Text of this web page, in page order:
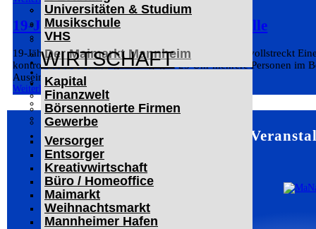
Universitäten & Studium
Musikschule
VHS
WIRTSCHAFT
Kapital
Finanzwelt
Börsennotierte Firmen
Gewerbe
Versorger
Entsorger
Kreativwirtschaft
Büro / Homeoffice
Maimarkt
Weihnachtsmarkt
Mannheimer Hafen
Der Mannheimer Wasserturm
Das Technoseum Mannheim
Die Alte Feuerwache
Der Maimarkt Mannheim
LESERBRIEFE
ARCHIV
Das Neueste
Leitartikel
WERBUNG
19-Jähriger flüchtet bei Polizeikontrolle
19-Jähriger flüchtet vor Polizeikontrolle – Haftbefehl vollstreckt
kontrollierte am Montagabend gegen 23 Uhr mehrere Personen im
Auseinandersetzung zwischen...
Weiterlesen
Mannheim –